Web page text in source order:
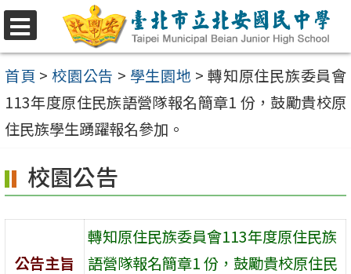
選
單
跳
至
主
要
內
區
首頁 > 校園公告 > 學生園地 > 轉知原住民族委員會
113年度原住民族語營隊報名簡章1 份，鼓勵貴校原
住民族學生踴躍報名參加。
校園公告
公告主旨
轉知原住民族委員會113年度原住民族
語營隊報名簡章1 份，鼓勵貴校原住民